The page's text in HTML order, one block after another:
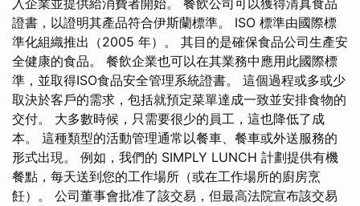
入企業並提供給消費者開始。 餐飲公司可以獲得清真食品
證書，以證明其產品符合伊斯蘭標準。 ISO 標準由國際標
準化組織推出（2005 年）。 其目的是確保食品公司生產安
全健康的食品。 餐飲企業也可以在其業務中應用此國際標
準，並取得ISO食品安全管理系統證書。 這個過程或多或少
取決於客戶的需求，包括就預定菜單達成一致並安排食物的
交付。 大多數時候，只需要很少的員工，這也降低了成
本。 這種類型的活動管理通常以餐車、餐車或外送服務的
形式出現。 例如，我們的 SIMPLY LUNCH 計劃提供有機
餐點，每天送到您的工作場所（或在工作場所的廚房烹
飪）。 公司董事會批准了該交易，但最高法院宣布該交易